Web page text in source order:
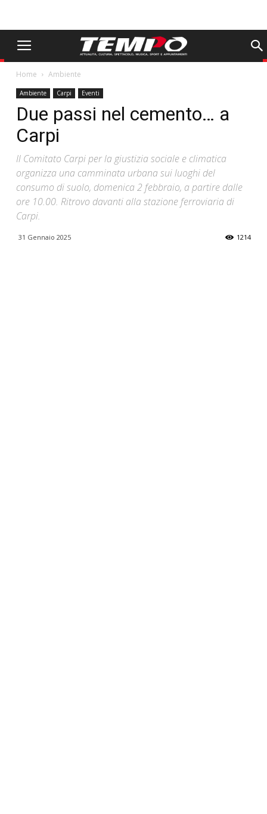
Home Ambiente
Ambiente Carpi Eventi
Due passi nel cemento… a
Carpi
Il Comitato Carpi per la giustizia sociale e climatica
organizza una camminata urbana sui luoghi del
consumo di suolo, domenica 2 febbraio, a partire dalle
ore 10.00. Ritrovo davanti alla stazione ferroviaria di
Carpi.
31 Gennaio 2025 1214